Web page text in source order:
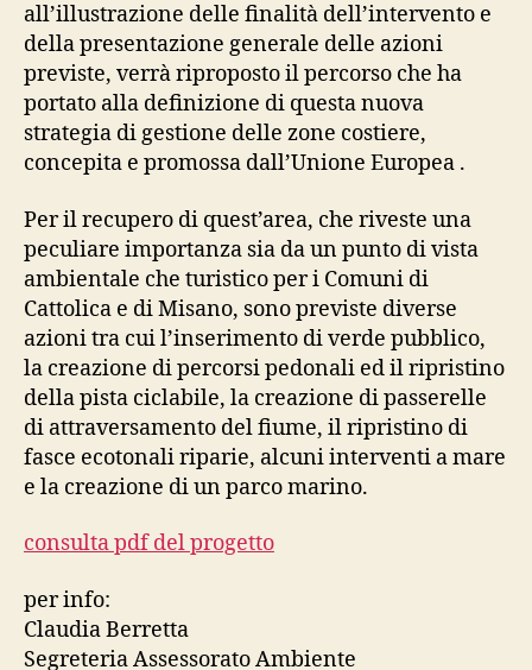
all’illustrazione delle finalità dell’intervento e
della presentazione generale delle azioni
previste, verrà riproposto il percorso che ha
portato alla definizione di questa nuova
strategia di gestione delle zone costiere,
concepita e promossa dall’Unione Europea .
Per il recupero di quest’area, che riveste una
peculiare importanza sia da un punto di vista
ambientale che turistico per i Comuni di
Cattolica e di Misano, sono previste diverse
azioni tra cui l’inserimento di verde pubblico,
la creazione di percorsi pedonali ed il ripristino
della pista ciclabile, la creazione di passerelle
di attraversamento del fiume, il ripristino di
fasce ecotonali riparie, alcuni interventi a mare
e la creazione di un parco marino.
consulta pdf del progetto
per info:
Claudia Berretta
Segreteria Assessorato Ambiente